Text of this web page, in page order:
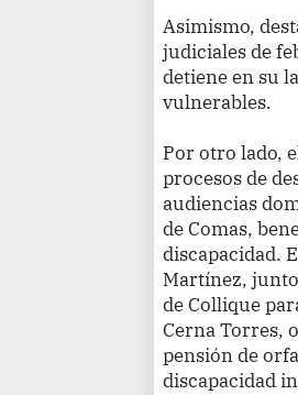
Asimismo,
judiciales de
detiene en su
vulnerables.
Por otro lado,
procesos de
audiencias
de Comas,
discapacidad.
Martínez, junto
de Collique
Cerna Torres,
pensión de
discapacidad